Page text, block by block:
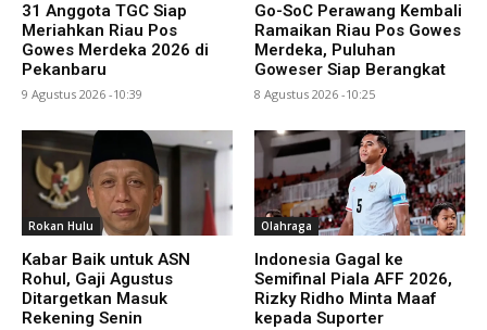
31 Anggota TGC Siap
Meriahkan Riau Pos
Gowes Merdeka 2026 di
Pekanbaru
9 Agustus 2026 -10:39
Go-SoC Perawang Kembali
Ramaikan Riau Pos Gowes
Merdeka, Puluhan
Goweser Siap Berangkat
8 Agustus 2026 -10:25
Rokan Hulu
Kabar Baik untuk ASN
Rohul, Gaji Agustus
Ditargetkan Masuk
Rekening Senin
Olahraga
Indonesia Gagal ke
Semifinal Piala AFF 2026,
Rizky Ridho Minta Maaf
kepada Suporter